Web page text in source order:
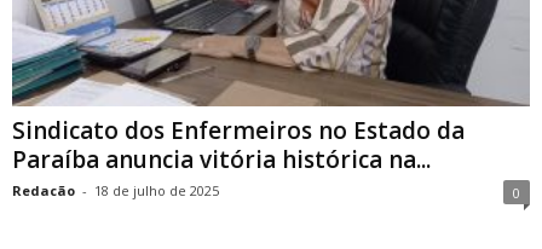
Sindicato dos Enfermeiros no Estado da
Paraíba anuncia vitória histórica na...
Redacão - 18 de julho de 2025 0